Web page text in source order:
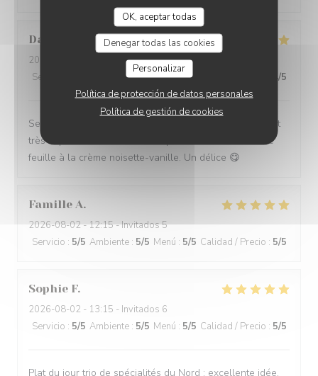
OK, aceptar todas
Denegar todas las cookies
Personalizar
Política de protección de datos personales
Política de gestión de cookies
David
2026-08-04
- 12:30 - Invitados 5
Servicio
Ambiente:5/5 Menú:5/5 4/5
Service impeccable et convivial. Nourriture excellente et
très copieuse. Je recommande particulièrement le mille
feuille à la crème noisette-vanille. Un délice 😋
Famille A
2026-08-02- 12:15 - Invitados 5
Servicio : 5/5 Ambiente : 5/5 Menú : 5/5 Calidad / Precio : 5/5
Sophie F
2026-08-02 - 13:15 - Invitados 6
Servicio : 5/5 Ambiente : 5/5 Menú : 5/5 Calidad / Precio : 5/5
Plat du jour trio de spécialités du Nord : excellente idée.